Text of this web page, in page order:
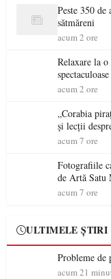
Peste 350
sătmăreni
acum 2 ore
Relaxare la
ideale pentru
acum 2 ore
„Corabia
și lecții
acum 7 ore
Fotografiile
de Artă Satu
acum 7 ore
ULTIMELE ȘTIRI
Probleme de
acum 21